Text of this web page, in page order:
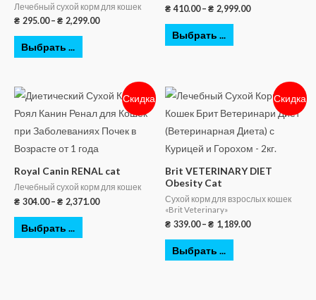
Лечебный сухой корм для кошек
₴ 295.00– ₴ 2,299.00
Выбрать ...
₴ 410.00– ₴ 2,999.00
Выбрать ...
Скидка
Royal Canin RENAL cat
Лечебный сухой корм для кошек
₴ 304.00– ₴ 2,371.00
Выбрать ...
Скидка
Brit VETERINARY DIET
Obesity Cat
Сухой корм для взрослых кошек
«Brit Veterinary»
₴ 339.00– ₴ 1,189.00
Выбрать ...